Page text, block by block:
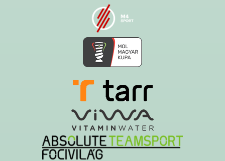
Ezt az oldalt a Hawk System készítette és üzemelteti!